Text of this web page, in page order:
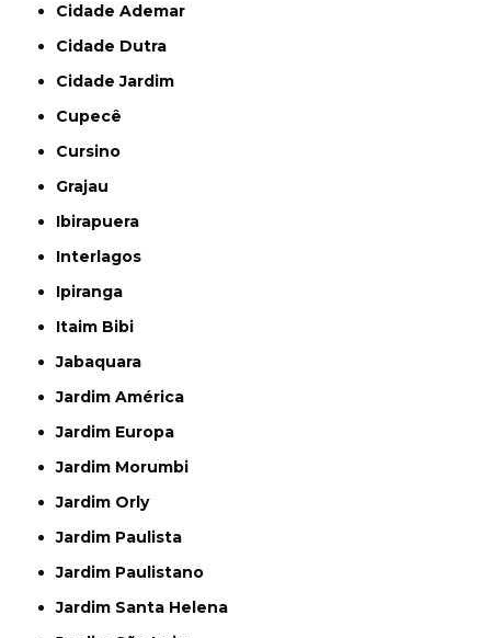
Cidade Ademar
Cidade Dutra
Cidade Jardim
Cupecê
Cursino
Grajau
Ibirapuera
Interlagos
Ipiranga
Itaim Bibi
Jabaquara
Jardim América
Jardim Europa
Jardim Morumbi
Jardim Orly
Jardim Paulista
Jardim Paulistano
Jardim Santa Helena